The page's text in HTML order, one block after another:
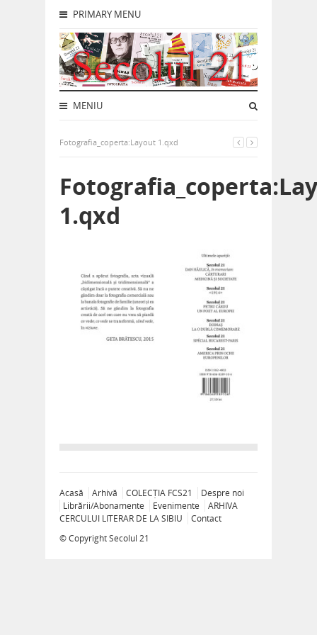
PRIMARY MENU
MENIU
Fotografia_coperta:Layout 1.qxd
1.qxd
Acasă Arhivă COLECȚIA FCS21
Despre noi
Librării/Abonamente
Evenimente
ARHIVA
CERCULUI LITERAR DE LA SIBIU
Contact
© CopyrightSecolul 21